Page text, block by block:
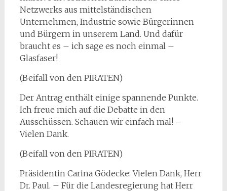
Netzwerks aus mittelständischen
Unternehmen, Industrie sowie Bürgerinnen
und Bürgern in unserem Land. Und dafür
braucht es – ich sage es noch einmal –
Glasfaser!
(Beifall von den PIRATEN)
Der Antrag enthält einige spannende Punkte.
Ich freue mich auf die Debatte in den
Ausschüssen. Schauen wir einfach mal! –
Vielen Dank.
(Beifall von den PIRATEN)
Präsidentin Carina Gödecke: Vielen Dank, Herr
Dr. Paul. – Für die Landesregierung hat Herr